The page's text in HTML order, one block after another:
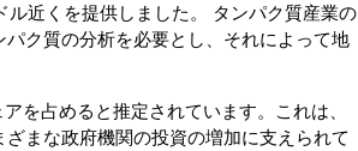
近くを提供しました。 タンパク質産業の
ク質の分析を必要とし、それによって地
を占めると推定されています。これは、
まな政府機関の投資の増加に支えられて